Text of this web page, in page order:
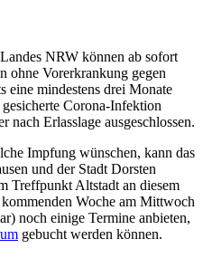
NRW können ab sofort
ohne Vorerkrankung gegen
eine mindestens drei Monate
Corona-Infektion
nach Erlasslage ausgeschlossen.
Impfung wünschen, kann das
und der Stadt Dorsten
Treffpunkt Altstadt an diesem
Woche am Mittwoch
noch einige Termine anbieten,
gebucht werden können.